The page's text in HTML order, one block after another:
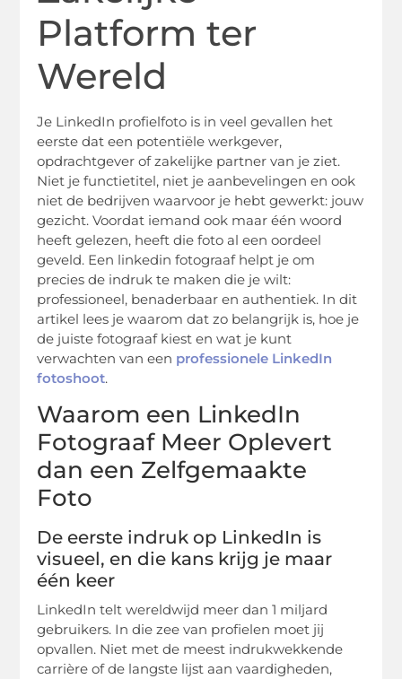
Platform ter
Wereld
Je LinkedIn profielfoto is in veel gevallen het
eerste dat een potentiële werkgever,
opdrachtgever of zakelijke partner van je ziet.
Niet je functietitel, niet je aanbevelingen en ook
niet de bedrijven waarvoor je hebt gewerkt: jouw
gezicht. Voordat iemand ook maar één woord
heeft gelezen, heeft die foto al een oordeel
geveld. Een linkedin fotograaf helpt je om
precies de indruk te maken die je wilt:
professioneel, benaderbaar en authentiek. In dit
artikel lees je waarom dat zo belangrijk is, hoe je
de juiste fotograaf kiest en wat je kunt
verwachten van een professionele LinkedIn
fotoshoot.
Waarom een LinkedIn
Fotograaf Meer Oplevert
dan een Zelfgemaakte
Foto
De eerste indruk op LinkedIn is
visueel, en die kans krijg je maar
één keer
LinkedIn telt wereldwijd meer dan 1 miljard
gebruikers. In die zee van profielen moet jij
opvallen. Niet met de meest indrukwekkende
carrière of de langste lijst aan vaardigheden,